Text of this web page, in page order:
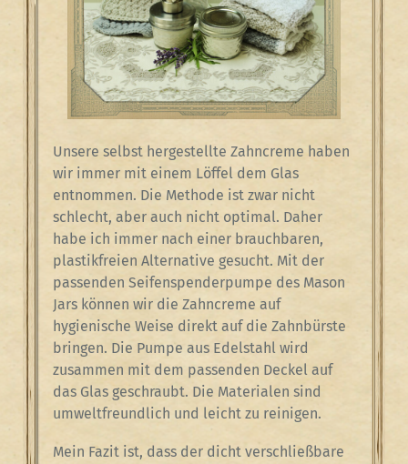
Unsere selbst hergestellte Zahncreme haben
wir immer mit einem Löffel dem Glas
entnommen. Die Methode ist zwar nicht
schlecht, aber auch nicht optimal. Daher
habe ich immer nach einer brauchbaren,
plastikfreien Alternative gesucht. Mit der
passenden Seifenspenderpumpe des Mason
Jars können wir die Zahncreme auf
hygienische Weise direkt auf die Zahnbürste
bringen. Die Pumpe aus Edelstahl wird
zusammen mit dem passenden Deckel auf
das Glas geschraubt. Die Materialen sind
umweltfreundlich und leicht zu reinigen.
Mein Fazit ist, dass der dicht verschließbare